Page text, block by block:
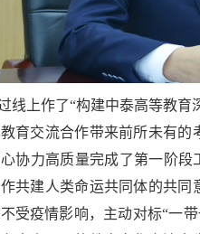
线上作了“构建中泰高等教
育交流合作带来前所未有
协力高质量完成了第一阶
共建人类命运共同体的共
受疫情影响，主动对标“一